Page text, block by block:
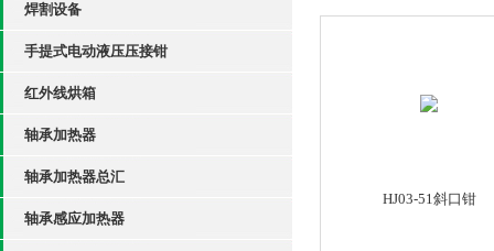
焊割设备
手提式电动液压压接钳
红外线烘箱
轴承加热器
轴承加热器总汇
轴承感应加热器
HJ03-51斜口钳